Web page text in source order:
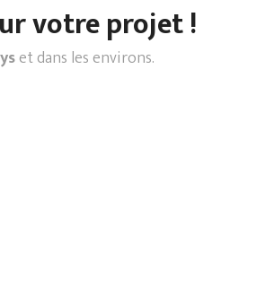
votre projet !
et dans les environs.